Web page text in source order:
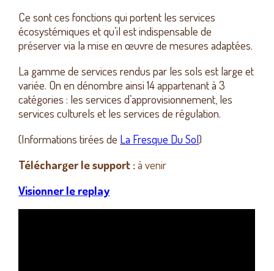
Ce sont ces fonctions qui portent les services
écosystémiques et qu’il est indispensable de
préserver via la mise en œuvre de mesures adaptées.
La gamme de services rendus par les sols est large et
variée. On en dénombre ainsi 14 appartenant à 3
catégories : les services d’approvisionnement, les
services culturels et les services de régulation.
(Informations tirées de La Fresque Du Sol)
Télécharger le support :à venir
Visionner le replay